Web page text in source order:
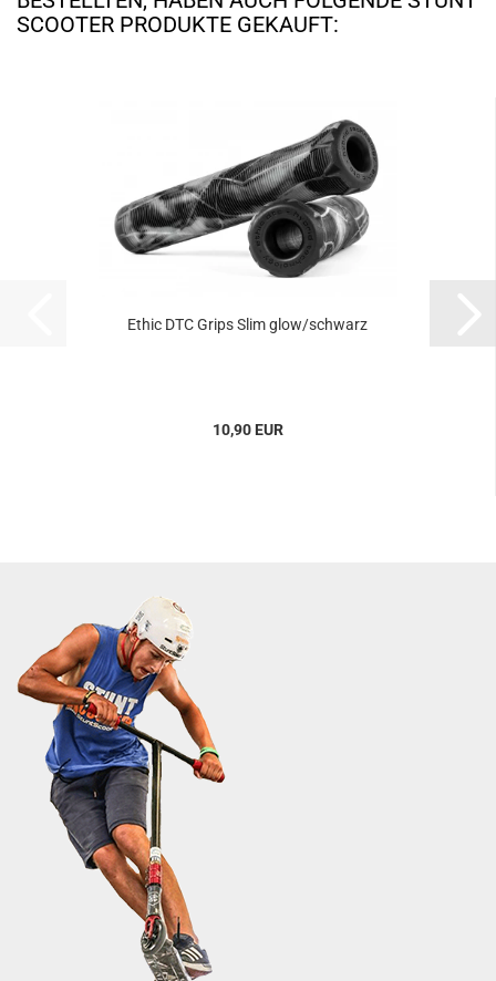
SCOOTER PRODUKTE GEKAUFT:
Ethic DTC Grips Slim glow/schwarz
10,90 EUR